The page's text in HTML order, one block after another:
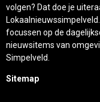
volgen? Dat doe je
focussen op de
nieuwsitems van
Simpelveld.
Sitemap